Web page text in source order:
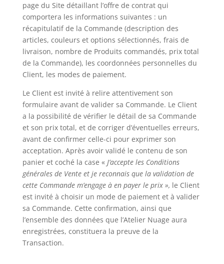
page du Site détaillant l’offre de contrat qui
comportera les informations suivantes : un
récapitulatif de la Commande (description des
articles, couleurs et options sélectionnés, frais de
livraison, nombre de Produits commandés, prix total
de la Commande), les coordonnées personnelles du
Client, les modes de paiement.
Le Client est invité à relire attentivement son
formulaire avant de valider sa Commande. Le Client
a la possibilité de vérifier le détail de sa Commande
et son prix total, et de corriger d’éventuelles erreurs,
avant de confirmer celle-ci pour exprimer son
acceptation. Après avoir validé le contenu de son
panier et coché la case « J’accepte les Conditions
générales de Vente et je reconnais que la validation de
cette Commande m’engage à en payer le prix », le Client
est invité à choisir un mode de paiement et à valider
sa Commande. Cette confirmation, ainsi que
l’ensemble des données que l’Atelier Nuage aura
enregistrées, constituera la preuve de la
Transaction.